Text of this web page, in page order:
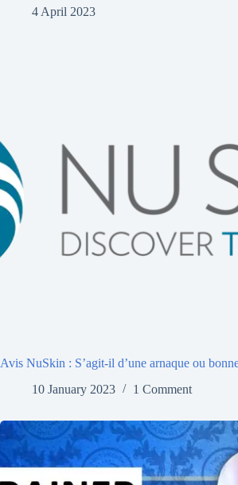
4 April 2023
Avis NuSkin : S’agit-il d’une arnaque ou
10 January 2023
1 Comment